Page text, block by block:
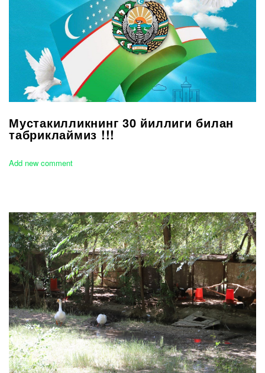
Мустакилликнинг 30 йиллиги билан
табриклаймиз !!!
Add new comment